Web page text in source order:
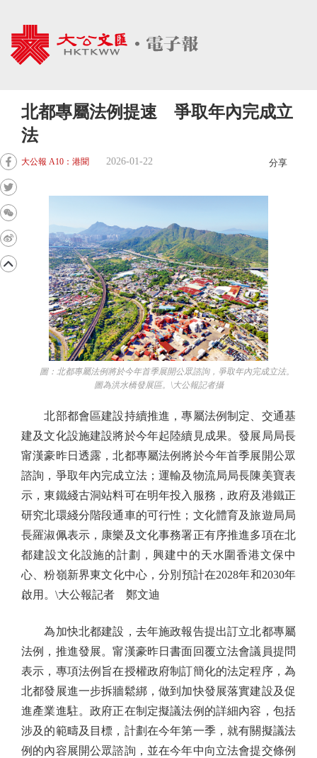
北都專屬法例提速 爭取年內完成立
法
大公報 A10：港聞 2026-01-22 分享
圖：北都專屬法例將於今年首季展開公眾諮詢，爭取年內完成立法。
圖為洪水橋發展區。\大公報記者攝
北部都會區建設持續推進，專屬法例制定、交通基
建及文化設施建設將於今年起陸續見成果。發展局局長
甯漢豪昨日透露，北都專屬法例將於今年首季展開公眾
諮詢，爭取年內完成立法；運輸及物流局局長陳美寶表
示，東鐵綫古洞站料可在明年投入服務，政府及港鐵正
研究北環綫分階段通車的可行性；文化體育及旅遊局局
長羅淑佩表示，康樂及文化事務署正有序推進多項在北
都建設文化設施的計劃，興建中的天水圍香港文保中
心、粉嶺新界東文化中心，分別預計在2028年和2030年
啟用。\大公報記者 鄭文迪
為加快北都建設，去年施政報告提出訂立北都專屬
法例，推進發展。甯漢豪昨日書面回覆立法會議員提問
表示，專項法例旨在授權政府制訂簡化的法定程序，為
北都發展進一步拆牆鬆綁，做到加快發展落實建設及促
進產業進駐。政府正在制定擬議法例的詳細內容，包括
涉及的範疇及目標，計劃在今年第一季，就有關擬議法
例的內容展開公眾諮詢，並在今年中向立法會提交條例